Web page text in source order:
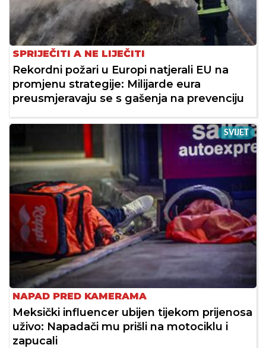
SPRIJEČITI A NE LIJEČITI
Rekordni požari u Europi natjerali EU na
promjenu strategije: Milijarde eura
preusmjeravaju se s gašenja na prevenciju
SVIJET
NAPAD PRED KAMERAMA
Meksički influencer ubijen tijekom prijenosa
uživo: Napadači mu prišli na motociklu i
zapucali